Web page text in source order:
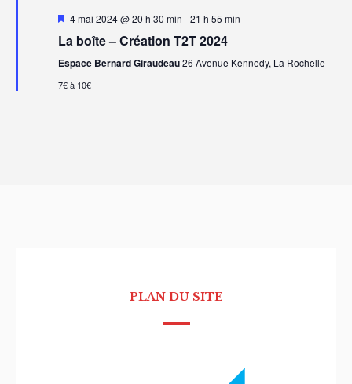
Mis
avant
4 mai 2024 @ 20 h 30 min -21 h 55 min
La boîte – Création T2T 2024
Espace Bernard Giraudeau26 Avenue Kennedy, La Rochelle
7€ à 10€
PLAN DU SITE